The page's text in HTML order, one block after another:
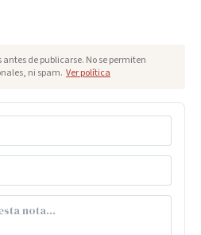
de publicarse. No se permiten
ni spam. Ver política